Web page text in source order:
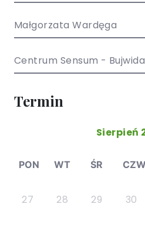
Małgorzata Wardęga
Centrum Sensum - Bujwida
Termin
Sierpień
PON WT ŚR CZW
27 28 29 30